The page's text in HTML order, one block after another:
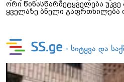
ორი წინასწარმეტყველება
ყველაზე ბნელი გაფრთხილება